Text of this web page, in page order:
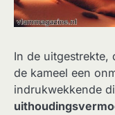
In de uitgestrekte,
de kameel een
indrukwekkende